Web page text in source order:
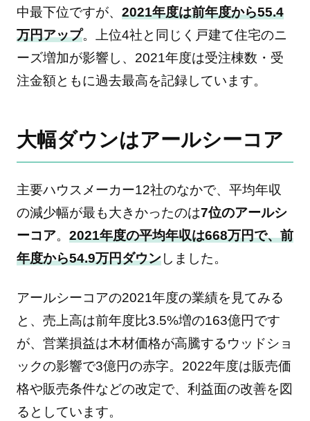
中最下位ですが、 2021年度は前年度から55.4
万円アップ。上位4社と同じく戸建て住宅のニ
ーズ増加が影響し、2021年度は受注棟数・受
注金額ともに過去最高を記録しています。
大幅ダウンはアールシーコア
主要ハウスメーカー12社のなかで、平均年収
の減少幅が最も大きかったのは7位のアールシ
ーコア。 2021年度の平均年収は668万円で、前
年度から54.9万円ダウンしました。
アールシーコアの2021年度の業績を見てみる
と、売上高は前年度比3.5%増の163億円です
が、営業損益は木材価格が高騰するウッドショ
ックの影響で3億円の赤字。2022年度は販売価
格や販売条件などの改定で、利益面の改善を図
るとしています。